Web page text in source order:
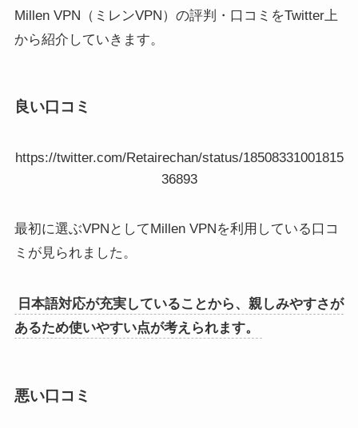
Millen VPN（ミレンVPN）の評判・口コミをTwitter上
から紹介していきます。
良い口コミ
https://twitter.com/Retairechan/status/18508331001815
36893
最初に選ぶVPNとしてMillen VPNを利用している口コ
ミが見られました。
日本語対応が充実していることから、親しみやすさが
あるため使いやすい点が考えられます。
悪い口コミ